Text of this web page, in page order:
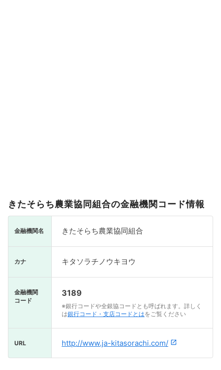
きたそらち農業協同組合の金融機関コード情報
金融機関名 きたそらち農業協同組合
カナ キタソラチノウキヨウ
金融機関
コード
3189
※銀行コードや全銀協コードとも呼ばれます。詳しく
は銀行コード・支店コードとはをご覧ください
URL http://www.ja-kitasorachi.com/